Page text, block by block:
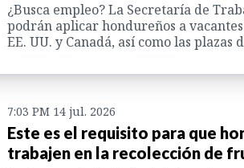
¿Busca empleo? La Secretaría de
podrán aplicar hondureños a
EE. UU. y Canadá, así como las plazas
7:03 PM 14 jul. 2026
Este es el requisito para que
trabajen en la recolección de